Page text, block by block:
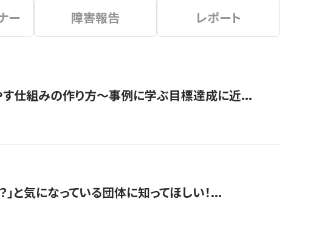
ー 障害報告 レポート
す仕組みの作り方〜事例に学ぶ目標達成に近...
」と気になっている団体に知ってほしい！...